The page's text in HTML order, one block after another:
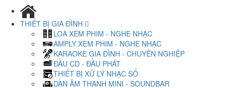
THIẾT BỊ GIA ĐÌNH
LOA XEM PHIM - NGHE NHẠC
AMPLY XEM PHIM - NGHE NHẠC
KARAOKE GIA ĐÌNH - CHUYÊN NGHIỆP
ĐẦU CD - ĐẦU PHÁT
THIẾT BỊ XỬ LÝ NHẠC SỐ
DÀN ÂM THANH MINI - SOUNDBAR